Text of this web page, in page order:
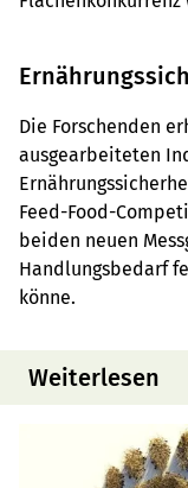
Die Forschenden
ausgearbeiteten
Feed-Food-
beiden neuen
Handlungsbedarf
könne.
Weiterlesen